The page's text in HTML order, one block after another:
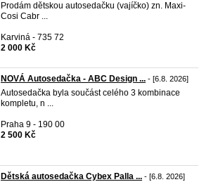
Prodám dětskou autosedačku (vajíčko) zn. Maxi-
Cosi Cabr ...
Karviná - 735 72
2 000 Kč
NOVÁ Autosedačka - ABC Design ... - [6.8. 2026]
Autosedačka byla součást celého 3 kombinace
kompletu, n ...
Praha 9 - 190 00
2 500 Kč
Dětská autosedačka Cybex Palla ... - [6.8. 2026]